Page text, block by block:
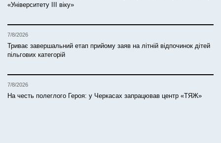
«Університету ІІІ віку»
7/8/2026
Триває завершальний етап прийому заяв на літній відпочинок дітей
пільгових категорій
7/8/2026
На честь полеглого Героя: у Черкасах запрацював центр «ТЯЖ»